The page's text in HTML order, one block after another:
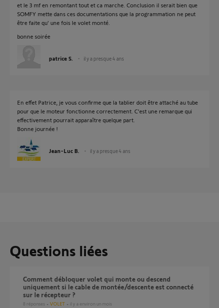
et le 3 mf en remontant tout et ca marche. Conclusion il serait bien que
SOMFY mette dans ces documentations que la programmation ne peut
être faite qu' une fois le volet monté.
bonne soirée
patrice S. il y a presque 4 ans
En effet Patrice, je vous confirme que la tablier doit être attaché au tube
pour que le moteur fonctionne correctement. C'est une remarque qui
effectivement pourrait apparaître quelque part.
Bonne journée !
Jean-Luc B. il y a presque 4 ans
Questions liées
Comment débloquer volet qui monte ou descend
uniquement si le cable de montée/descente est connecté
sur le récepteur ?
8 réponses VOLET il y a environ un mois